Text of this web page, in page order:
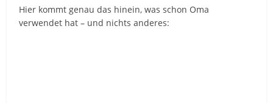
Hier kommt genau das hinein, was schon Oma
verwendet hat – und nichts anderes: